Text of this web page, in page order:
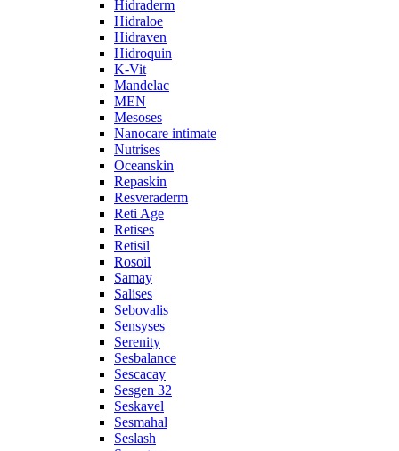
Hidraderm
Hidraloe
Hidraven
Hidroquin
K-Vit
Mandelac
MEN
Mesoses
Nanocare intimate
Nutrises
Oceanskin
Repaskin
Resveraderm
Reti Age
Retises
Retisil
Rosoil
Samay
Salises
Sebovalis
Sensyses
Serenity
Sesbalance
Sescacay
Sesgen 32
Seskavel
Sesmahal
Seslash